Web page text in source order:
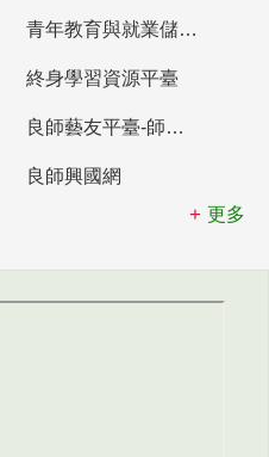
青年教育與就業儲蓄帳戶
終身學習資源平臺
良師藝友平臺-師資培育整合平臺
良師興國網
更多